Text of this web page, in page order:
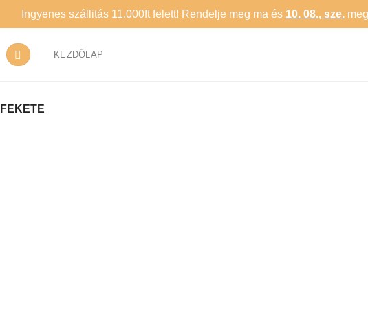
Ingyenes szállitás 11.000ft felett! Rendelje meg ma és 10. 08., sze.
KEZDŐLAP
FEKETE